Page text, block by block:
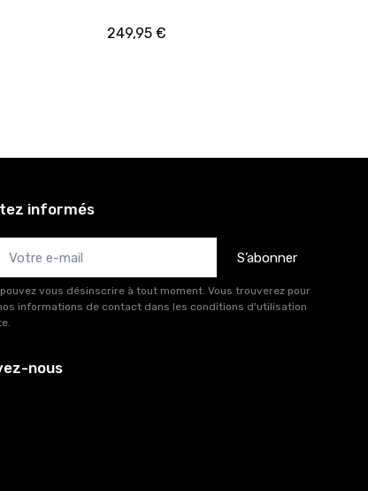
249,95 €
informés
S’abonner
vous désinscrire à tout moment. Vous trouverez pour
informations de contact dans les conditions d'utilisation
nous